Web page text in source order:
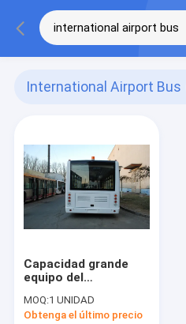
International Airport Bus
Capacidad grande
equipo del
del autobús de la
transferencia de
MOQ:1 UNIDAD
Obtenga el último precio